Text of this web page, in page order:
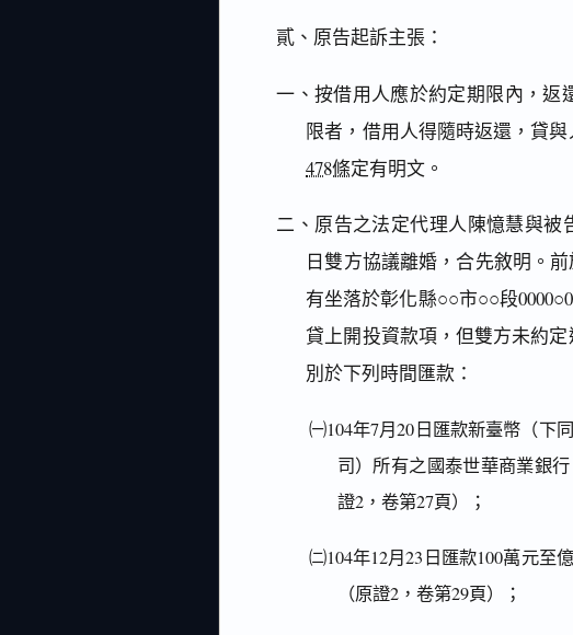
貳、原告起訴主張：
一、按借用人應於約定期限內，返
限者，借用人得隨時返還，貸
478條定有明文。
二、原告之法定代理人陳憶慧與被
日雙方協議離婚，合先敘明。
有坐落於彰化縣○○市○○段
貸上開投資款項，但雙方未約
別於下列時間匯款：
㈠104年7月20日匯款新臺幣（下
司）所有之國泰世華商業銀
證2，卷第27頁）；
㈡104年12月23日匯款100萬元至
（原證2，卷第29頁）；